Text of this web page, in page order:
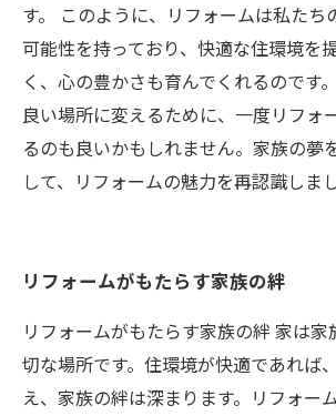
す。 このように、リフォームは私たち
可能性を持っており、快適な住環境を
く、心の豊かさも育んでくれるのです
良い場所に変えるために、一度リフォ
るのも良いかもしれません。家族の夢
して、リフォームの魅力を再認識しま
リフォームがもたらす家族の絆
リフォームがもたらす家族の絆 家は
切な場所です。住環境が快適であれば
え、家族の絆は深まります。リフォー